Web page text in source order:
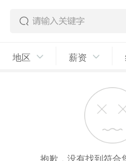
地区 薪资
抱歉，没有找到符合